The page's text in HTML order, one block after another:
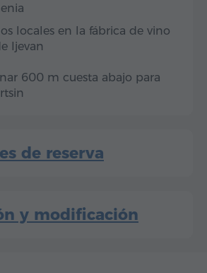
locales en la fábrica de vino
Ijevan
600 m cuesta abajo para
de reserva
y modificación